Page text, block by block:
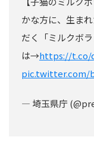
かな方に、生ま
だく「ミルクボ
は→https://t.co/
pic.twitter.com/
— 埼玉県庁